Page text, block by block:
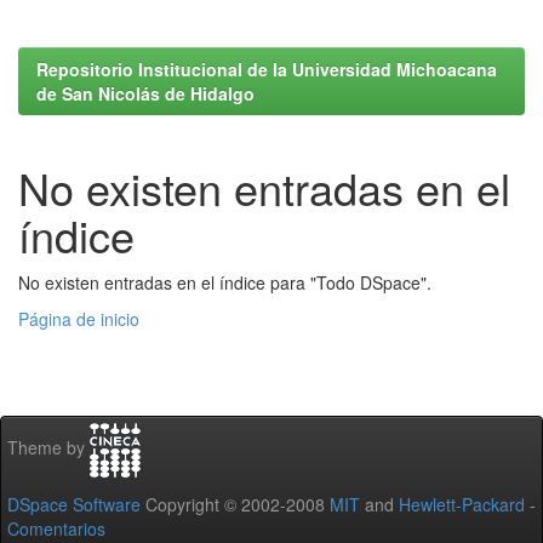
Repositorio Institucional de la Universidad Michoacana
de San Nicolás de Hidalgo
No existen entradas en el
índice
No existen entradas en el índice para "Todo DSpace".
Página de inicio
Theme by
DSpace Software Copyright © 2002-2008 MIT and Hewlett-Packard -
Comentarios